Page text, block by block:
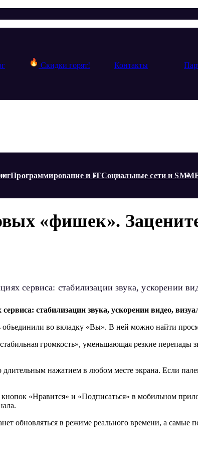
Скидки горят! Контакты
Программирование и ITСоциальные сети и SMM
«фишек».
сервиса: стабилизации звука, ускорении
стабилизации звука, ускорении видео,
объединили во вкладку «Вы». В ней можно найти
громкость», уменьшающая резкие
длительным нажатием в любом месте экрана. Если
кнопок «Нравится» и «Подписаться» в мобильном
обновляться в режиме реального времени, а самые